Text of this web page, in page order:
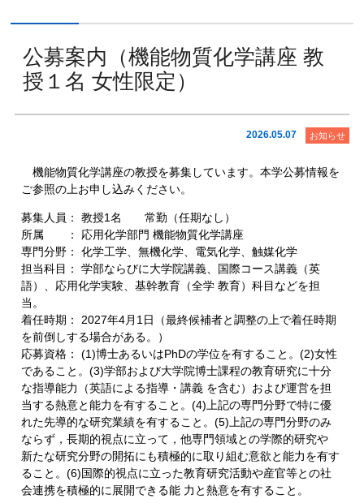
公募案内（機能物質化学講座 教
授１名 女性限定）
2026.05.07 お知らせ
機能物質化学講座の教授を募集しています。本学公募情報を
ご参照の上お申し込みください。
募集人員： 教授1名 常勤（任期なし）
所属 ： 応用化学部門 機能物質化学講座
専門分野： 化学工学、無機化学、電気化学、触媒化学
担当科目： 学部ならびに大学院講義、国際コース講義（英
語）、応用化学実験、基幹教育（全学 教育）科目などを担
当。
着任時期： 2027年4月1日（最終候補者と調整の上で着任時期
を前倒しする場合がある。）
応募資格： (1)博士あるいはPhDの学位を有すること。(2)女性
であること。(3)学部および大学院博士課程の教育研究に十分
な指導能力（英語による指導・講義 を含む）および運営を担
当する熱意と能力を有すること。(4)上記の専門分野で特に優
れた先導的な研究業績を有すること。(5)上記の専門分野のみ
ならず，長期的視点に立って，他専門領域との学際的研究や
新たな研究分野の開拓にも積極的に取り組む意欲と能力を有す
ること。(6)国際的視点に立った教育研究活動や産官等との社
会連携を積極的に展開できる能 力と熱意を有すること。